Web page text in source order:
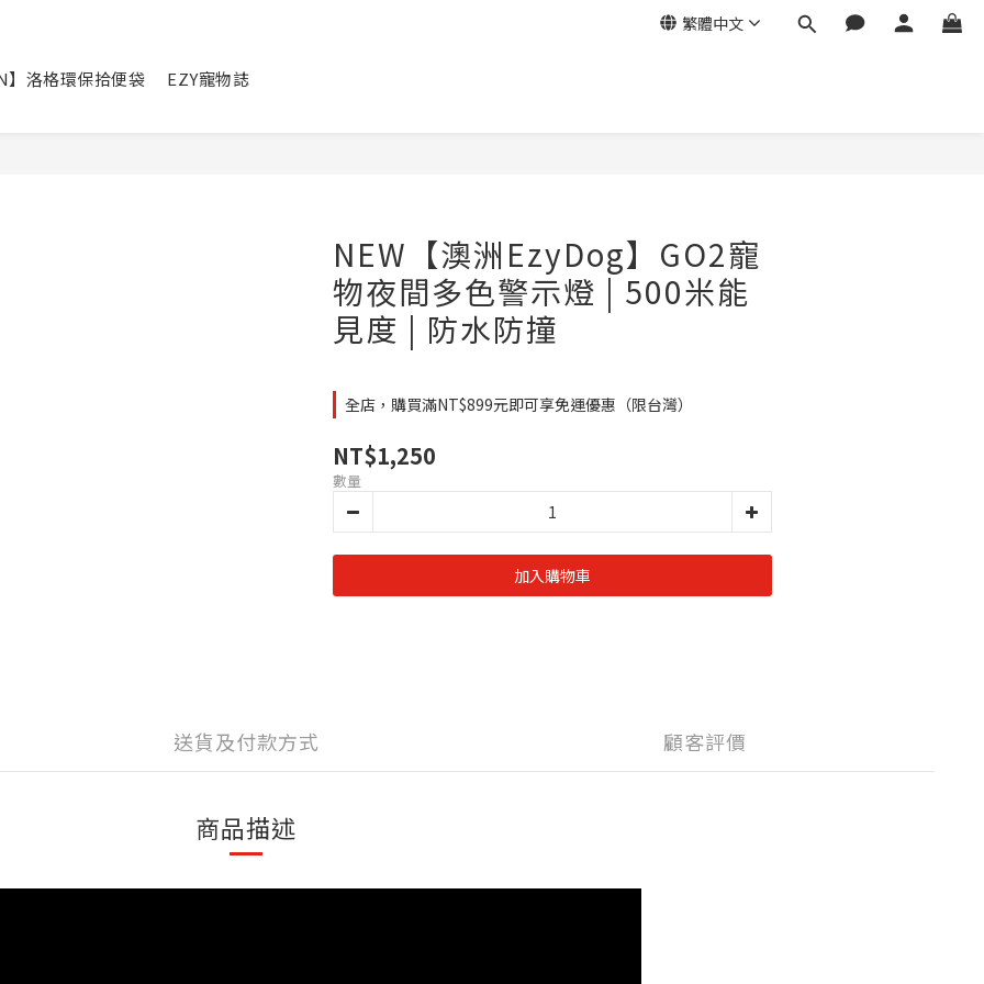
繁體中文
】洛格環保拾便袋 EZY寵物誌
NEW【澳洲EzyDog】GO2寵
物夜間多色警示燈 | 500米能
見度 | 防水防撞
全店，購買滿NT$899元即可享免運優惠（限台灣）
NT$1,250
數量
加入購物車
送貨及付款方式 顧客評價
商品描述